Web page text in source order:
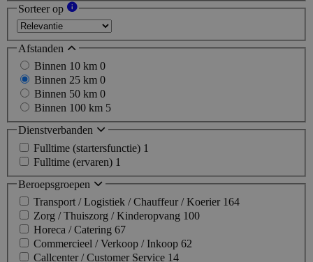
Sorteer op
Afstanden
Binnen 10 km 0
Binnen 25 km 0
Binnen 50 km 0
Binnen 100 km 5
Dienstverbanden
Fulltime (startersfunctie) 1
Fulltime (ervaren) 1
Beroepsgroepen
Transport / Logistiek / Chauffeur / Koerier 164
Zorg / Thuiszorg / Kinderopvang 100
Horeca / Catering 67
Commercieel / Verkoop / Inkoop 62
Callcenter / Customer Service 14